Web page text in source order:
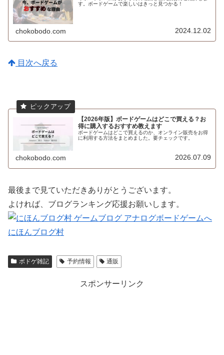
す。ボードゲームで楽しいはきっと見つかる！
chokobodo.com 2024.12.02
目次へ戻る
【2026年版】ボードゲームはどこで買える？お
得に購入するおすすめ教えます
ボードゲームはどこで買えるのか、オンライン販売をお得
に利用する方法をまとめました。要チェックです。
chokobodo.com 2026.07.09
最後まで見ていただきありがとうございます。
よければ、ブログランキング応援お願いします。
にほんブログ村
ボドゲ雑記 予約情報 通販
スポンサーリンク